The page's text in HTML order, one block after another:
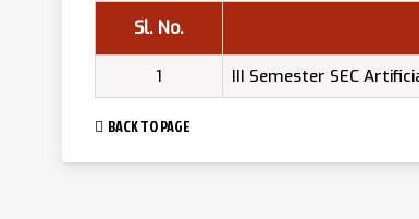
Sl. No.
1 III Semester SEC
BACK TO PAGE